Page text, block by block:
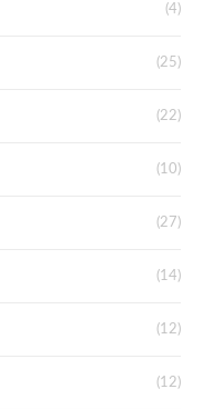
(4)
(25)
(22)
(10)
(27)
(14)
(12)
(12)